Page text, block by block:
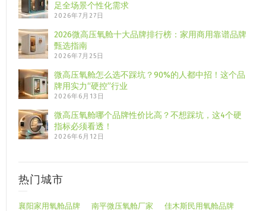
足全场景个性化需求
2026年7月27日
2026微高压氧舱十大品牌排行榜：家用商用靠谱品牌
甄选指南
2026年7月25日
微高压氧舱怎么选不踩坑？90%的人都中招！这个品
牌用实力“硬控”行业
2026年6月13日
微高压氧舱哪个品牌性价比高？不想踩坑，这4个硬
指标必须看透！
2026年6月12日
热门城市
襄阳家用氧舱品牌 南平微压氧舱厂家 佳木斯民用氧舱品牌